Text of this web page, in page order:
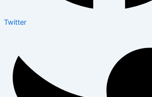
Twitter